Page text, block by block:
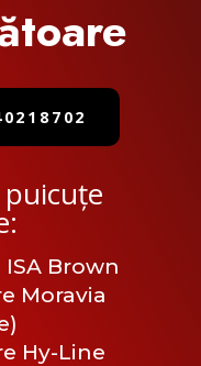
Brown
Moravia
Hy-Line